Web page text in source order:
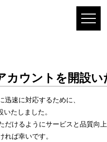
カウントを開設
速に対応するために、
たしました。
だけるようにサービスと品質向
れば幸いです。